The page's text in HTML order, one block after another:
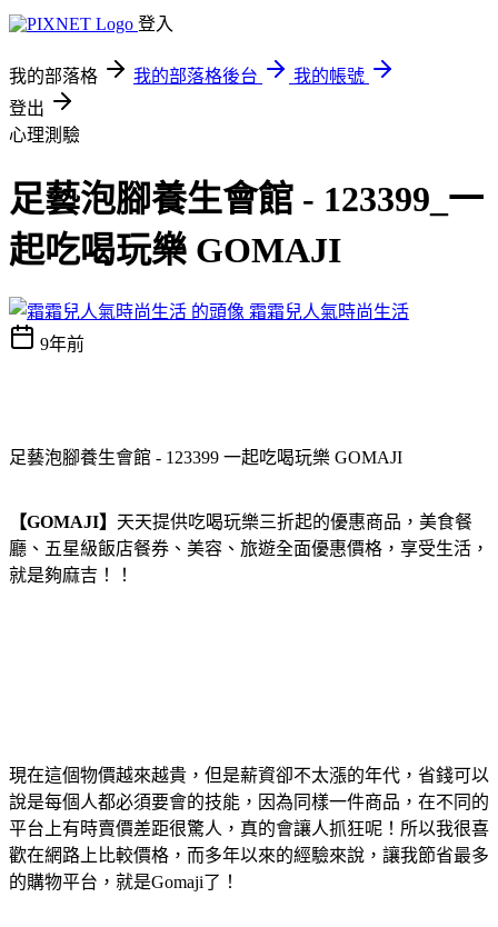
登入
我的部落格 我的部落格後台
我的帳號
登出
心理測驗
足藝泡腳養生會館 - 123399_一
起吃喝玩樂 GOMAJI
霜霜兒人氣時尚生活
9年前
足藝泡腳養生會館 - 123399 一起吃喝玩樂 GOMAJI
【GOMAJI】 天天提供吃喝玩樂三折起的優惠商品，美食餐
廳、五星級飯店餐券、美容、旅遊全面優惠價格，享受生活，
就是夠麻吉！！
現在這個物價越來越貴，但是薪資卻不太漲的年代，省錢可以
說是每個人都必須要會的技能，因為同樣一件商品，在不同的
平台上有時賣價差距很驚人，真的會讓人抓狂呢！所以我很喜
歡在網路上比較價格，而多年以來的經驗來說，讓我節省最多
的購物平台，就是Gomaji了！